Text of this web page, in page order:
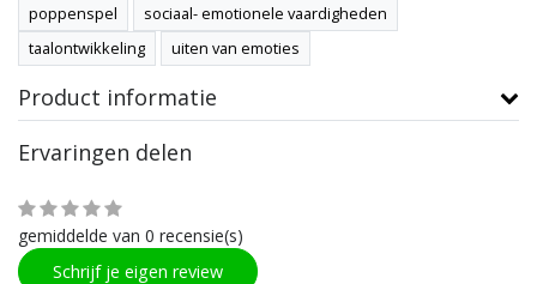
poppenspel
sociaal- emotionele vaardigheden
taalontwikkeling
uiten van emoties
Product informatie
Ervaringen delen
gemiddelde van 0 recensie(s)
Schrijf je eigen review